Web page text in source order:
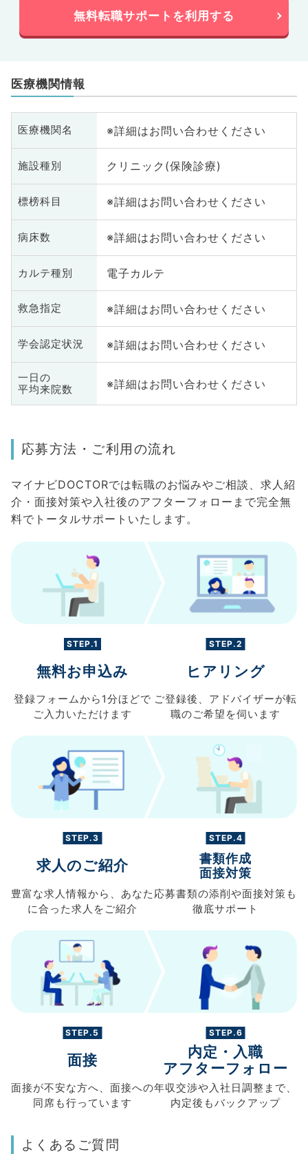
無料転職サポートを利用する
医療機関情報
医療機関名 ※詳細はお問い合わせください
施設種別 クリニック(保険診療)
標榜科目 ※詳細はお問い合わせください
病床数 ※詳細はお問い合わせください
カルテ種別 電子カルテ
救急指定 ※詳細はお問い合わせください
学会認定状況 ※詳細はお問い合わせください
一日の
平均来院数
※詳細はお問い合わせください
応募方法・ご利用の流れ
マイナビDOCTORでは転職のお悩みやご相談、求人紹
介・面接対策や入社後のアフターフォローまで完全無
料でトータルサポートいたします。
STEP.1
無料お申込み
登録フォームから 1分ほどで
ご入力 いただけます
STEP.2
ヒアリング
ご登録後、 アドバイザーが転
職のご希望を伺います
STEP.3
求人のご紹介
豊富な求人情報から、 あなた
に合った求人を ご紹介
STEP.4
書類作成
面接対策
応募書類の添削や面接対策も
徹底サポート
STEP.5
面接
面接が不安な方へ、 面接への
同席も行っています
STEP.6
内定・入職
アフターフォロー
年収交渉や入社日調整まで、
内定後もバックアップ
よくあるご質問